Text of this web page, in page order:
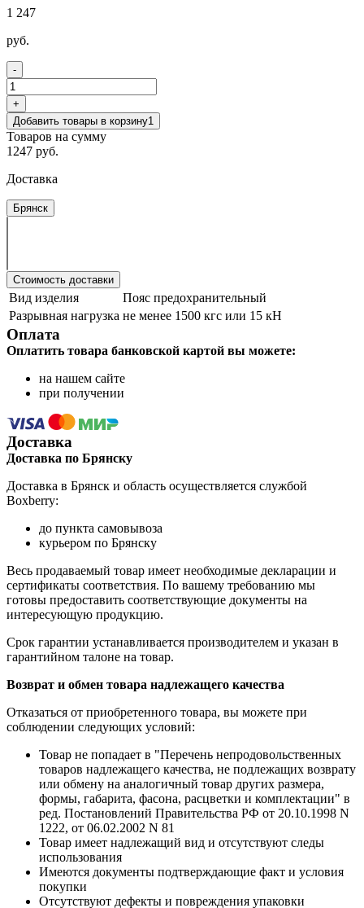
1 247
руб.
-
+
Добавить товары в корзину1
Товаров на сумму
1247 руб.
Доставка
Брянск
Стоимость доставки
Вид изделия
Пояс предохранительный
Разрывная нагрузка не менее 1500 кгс или 15 кН
Оплата
Оплатить товара банковской картой вы можете:
на нашем сайте
при получении
Доставка
Доставка по Брянску
Доставка в Брянск и область осуществляется службой
Boxberry:
до пункта самовывоза
курьером по Брянску
Весь продаваемый товар имеет необходимые декларации и
сертификаты соответствия. По вашему требованию мы
готовы предоставить соответствующие документы на
интересующую продукцию.
Срок гарантии устанавливается производителем и указан в
гарантийном талоне на товар.
Возврат и обмен товара надлежащего качества
Отказаться от приобретенного товара, вы можете при
соблюдении следующих условий:
Товар не попадает в "Перечень непродовольственных
товаров надлежащего качества, не подлежащих возврату
или обмену на аналогичный товар других размера,
формы, габарита, фасона, расцветки и комплектации" в
ред. Постановлений Правительства РФ от 20.10.1998 N
1222, от 06.02.2002 N 81
Товар имеет надлежащий вид и отсутствуют следы
использования
Имеются документы подтверждающие факт и условия
покупки
Отсутствуют дефекты и повреждения упаковки